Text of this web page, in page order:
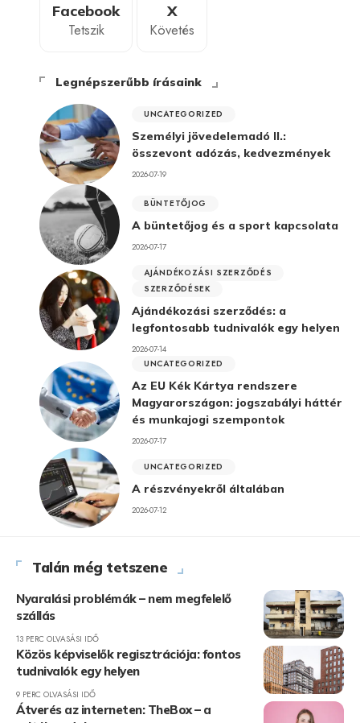
Facebook
Tetszik
X
Követés
Legnépszerűbb írásaink
UNCATEGORIZED
Személyi jövedelemadó II.:
összevont adózás, kedvezmények
2026-07-19
BÜNTETŐJOG
A büntetőjog és a sport kapcsolata
2026-07-17
AJÁNDÉKOZÁSI SZERZŐDÉS
SZERZŐDÉSEK
Ajándékozási szerződés: a
legfontosabb tudnivalók egy helyen
2026-07-14
UNCATEGORIZED
Az EU Kék Kártya rendszere
Magyarországon: jogszabályi háttér
és munkajogi szempontok
2026-07-17
UNCATEGORIZED
A részvényekről általában
2026-07-12
Talán még tetszene
Nyaralási problémák – nem megfelelő
szállás
13 PERC OLVASÁSI IDŐ
Közös képviselők regisztrációja: fontos
tudnivalók egy helyen
9 PERC OLVASÁSI IDŐ
Átverés az interneten: TheBox – a